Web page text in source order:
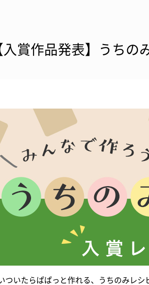
入賞作品発表】うちの
ついたらぱぱっと作れる、うちのみレ